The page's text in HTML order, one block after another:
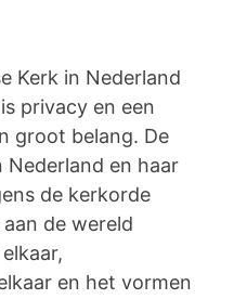
Kerk in Nederland
privacy en een
groot belang. De
Nederland en haar
de kerkorde
de wereld
en het vormen